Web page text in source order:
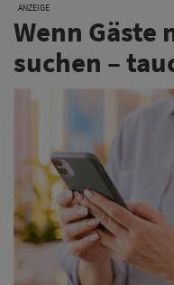
ANZEIGE
Wenn Gäste
suchen –